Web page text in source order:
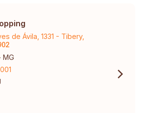
de Ávila, 1331 - Tibery,
MG